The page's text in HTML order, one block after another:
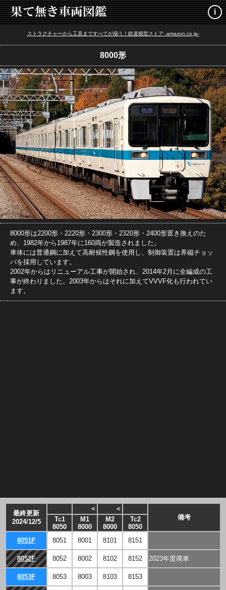
i
ストラクチャーから工具まですべてが揃う！鉄道模型ストア -amazon.co.jp-
8000形
8000形は2200形・2220形・2300形・2320形・2400形置き換えのた
め、1982年から1987年に160両が製造されました。
車体には普通鋼に加えて高耐候性鋼を使用し、制御装置は界磁チョッ
パを採用しています。
2002年からはリニューアル工事が開始され、2014年2月に全編成の工
事が終わりました。2003年からはそれに加えてVVVF化も行われてい
ます。
最終更新
2024/12/5
＜
＜
備考
Tc1
8050
M1
8000
M2
8000
Tc2
8050
8051F
8051 8001 8101 8151
8052F 8052 8002 8102 8152 2023年度廃車
8053F 8053 8003 8103 8153